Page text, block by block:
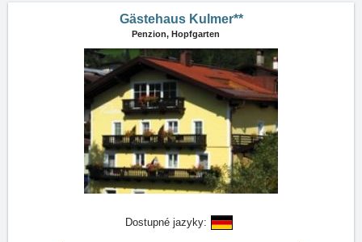
Gästehaus Kulmer**
Penzion, Hopfgarten
Dostupné jazyky: